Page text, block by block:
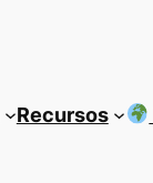
Recursos